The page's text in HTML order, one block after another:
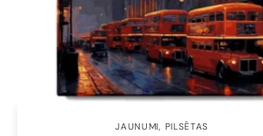
JAUNUMI, PILSĒTAS